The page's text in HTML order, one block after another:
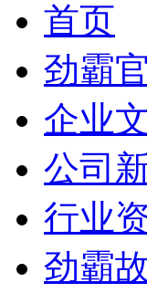
首页
劲霸
企业
公司
行业
劲霸